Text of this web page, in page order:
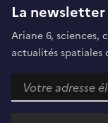
La
Ariane 6, sciences,
actualités spatiales